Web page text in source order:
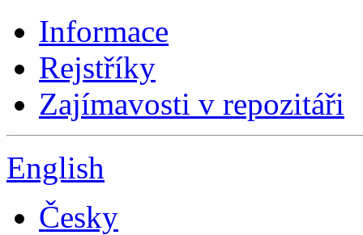
Informace
Rejstříky
Zajímavosti v repozitáři
English
Česky